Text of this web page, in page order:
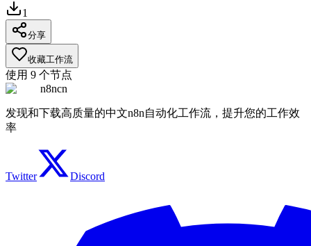
1
分享
收藏工作流
使用 9 个节点
n8ncn
发现和下载高质量的中文n8n自动化工作流，提升您的工作效
率
Twitter Discord